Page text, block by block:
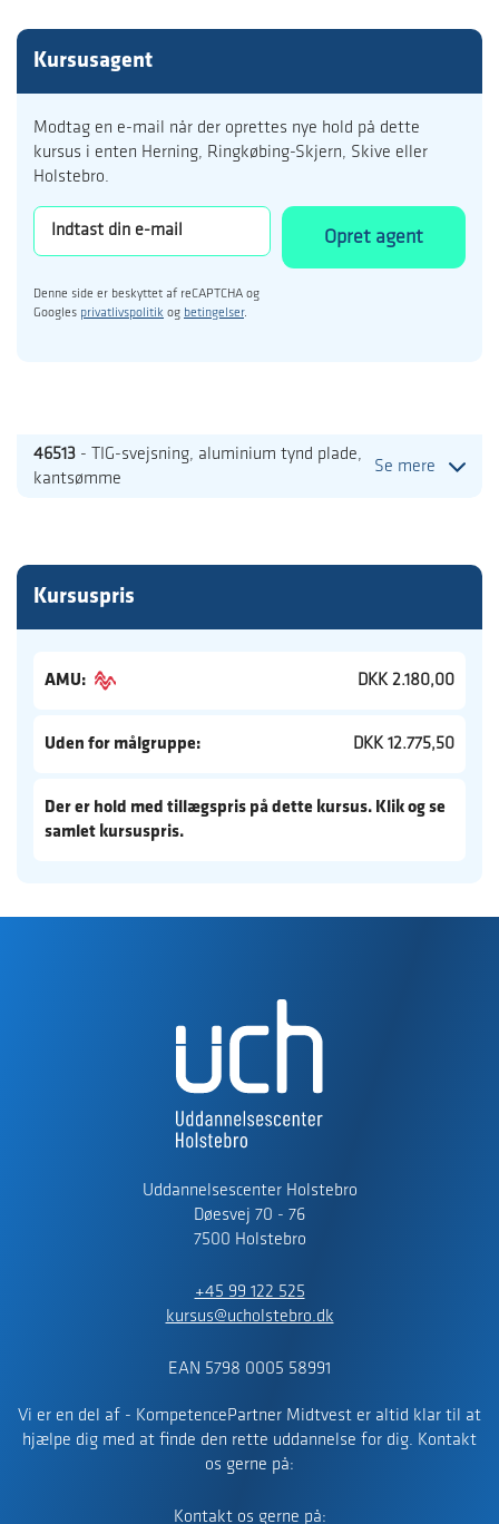
Kursusagent
Modtag en e-mail når der oprettes nye hold på dette
kursus i enten Herning, Ringkøbing-Skjern, Skive eller
Holstebro.
Opret agent
Denne side er beskyttet af reCAPTCHA og
Googles privatlivspolitik og betingelser.
46513 - TIG-svejsning, aluminium tynd plade,
kantsømme
Se mere
Kursuspris
AMU: DKK 2.180,00
Uden for målgruppe: DKK 12.775,50
Der er hold med tillægspris på dette kursus. Klik og se
samlet kursuspris.
Uddannelsescenter Holstebro
Døesvej 70 - 76
7500 Holstebro
+45 99 122 525
kursus@ucholstebro.dk
EAN 5798 0005 58991
Vi er en del af - KompetencePartner Midtvest er altid klar til at
hjælpe dig med at finde den rette uddannelse for dig. Kontakt
os gerne på:
Kontakt os gerne på: